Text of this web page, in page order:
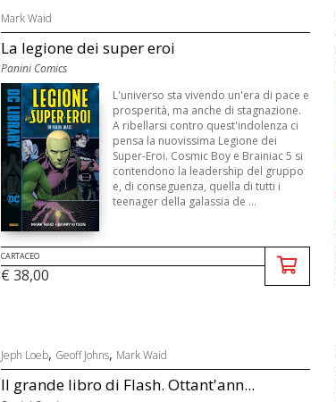
Mark Waid
La legione dei super eroi
Panini Comics
L'universo sta vivendo un'era di pace e
prosperità, ma anche di stagnazione.
A ribellarsi contro quest'indolenza ci
pensa la nuovissima Legione dei
Super-Eroi. Cosmic Boy e Brainiac 5 si
contendono la leadership del gruppo
e, di conseguenza, quella di tutti i
teenager della galassia de ...
CARTACEO
€ 38,00
Jeph Loeb, Geoff Johns, Mark Waid
Il grande libro di Flash. Ottant'ann...